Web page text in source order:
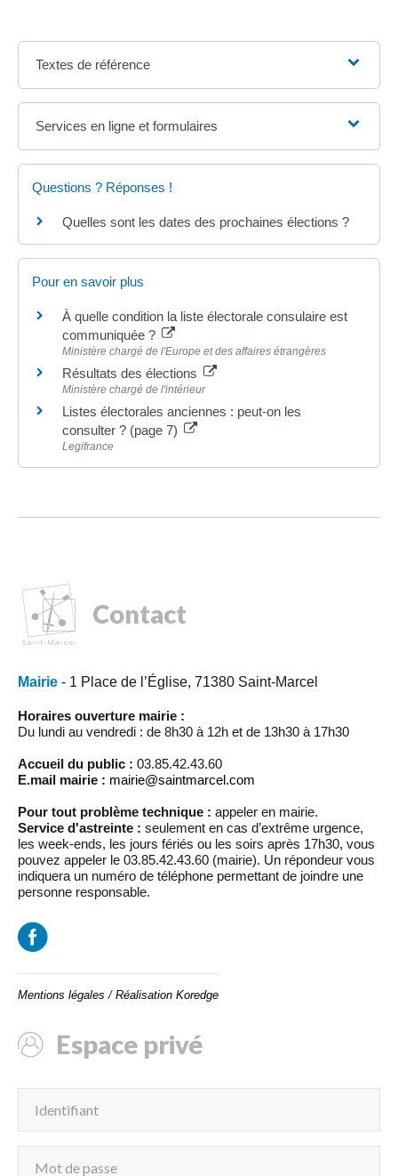
Textes de référence
Services en ligne et formulaires
Questions ? Réponses !
Quelles sont les dates des prochaines élections ?
Pour en savoir plus
À quelle condition la liste électorale consulaire est
communiquée ?
Ministère chargé de l'Europe et des affaires étrangères
Résultats des élections
Ministère chargé de l'intérieur
Listes électorales anciennes : peut-on les
consulter ? (page 7)
Legifrance
Contact
Mairie - 1 Place de l’Église, 71380 Saint-Marcel
Horaires ouverture mairie :
Du lundi au vendredi : de 8h30 à 12h et de 13h30 à 17h30
Accueil du public : 03.85.42.43.60
E.mail mairie : mairie@saintmarcel.com
Pour tout problème technique : appeler en mairie.
Service d'astreinte : seulement en cas d’extrême urgence,
les week-ends, les jours fériés ou les soirs après 17h30, vous
pouvez appeler le 03.85.42.43.60 (mairie). Un répondeur vous
indiquera un numéro de téléphone permettant de joindre une
personne responsable.
Mentions légales / Réalisation Koredge
Espace privé